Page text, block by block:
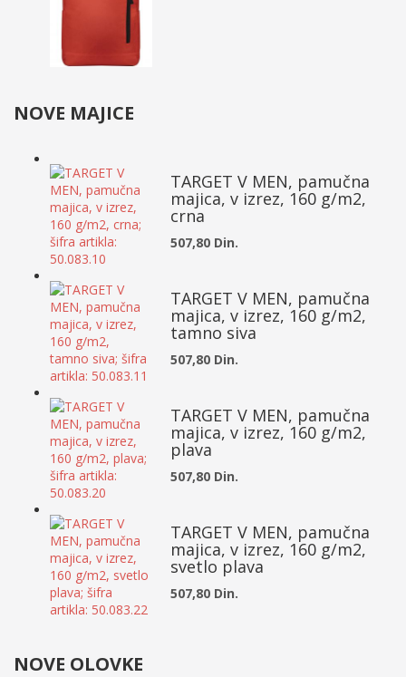
NOVE MAJICE
TARGET V MEN, pamučna
majica, v izrez, 160 g/m2,
crna
507,80 Din.
TARGET V MEN, pamučna
majica, v izrez, 160 g/m2,
tamno siva
507,80 Din.
TARGET V MEN, pamučna
majica, v izrez, 160 g/m2,
plava
507,80 Din.
TARGET V MEN, pamučna
majica, v izrez, 160 g/m2,
svetlo plava
507,80 Din.
NOVE OLOVKE